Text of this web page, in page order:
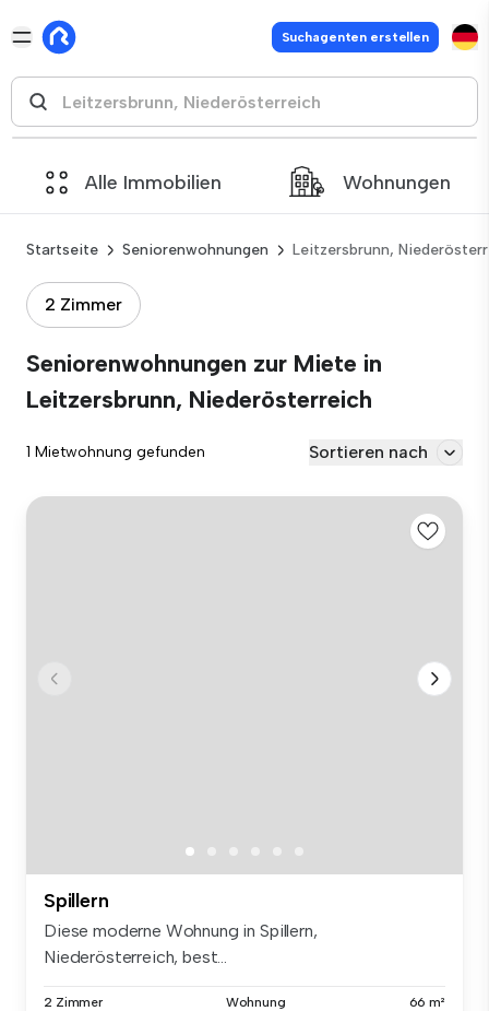
Suchagenten erstellen
Alle Immobilien Wohnungen
Startseite Seniorenwohnungen Leitzersbrunn,
2 Zimmer
Seniorenwohnungen zur Miete in
Leitzersbrunn, Niederösterreich
1 Mietwohnung gefunden Sortieren nach
Spillern
Diese moderne Wohnung in Spillern,
Niederösterreich, best...
2 Zimmer Wohnung 66 m²